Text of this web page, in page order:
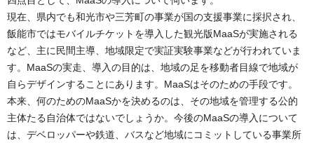
現在、県内でも和光市や三芳町の事業が国の支援事業に採択され、
飯能市ではモバイルチケットを導入した観光版MaaSが実施される
など、主に民間主導、地域限定で実証実験事業などが行われていま
す。MaaSの実走、導入の目的は、地域の足を移動者目線で地域が
自らデザインすることにあります。MaaSはそのための手段です。
本来、何のためのMaaSかを決めるのは、その地域を管理する公的
主体たる自治体ではないでしょうか。今後のMaaSの導入について
は、デベロッパーや鉄道、バスなど地域にコミットしている事業所